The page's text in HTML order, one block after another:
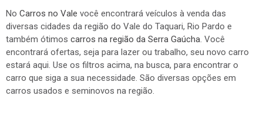
No Carros no Vale você encontrará veículos à venda das
diversas cidades da região do Vale do Taquari, Rio Pardo e
também ótimos carros na região da Serra Gaúcha. Você
encontrará ofertas, seja para lazer ou trabalho, seu novo carro
estará aqui. Use os filtros acima, na busca, para encontrar o
carro que siga a sua necessidade. São diversas opções em
carros usados e seminovos na região.